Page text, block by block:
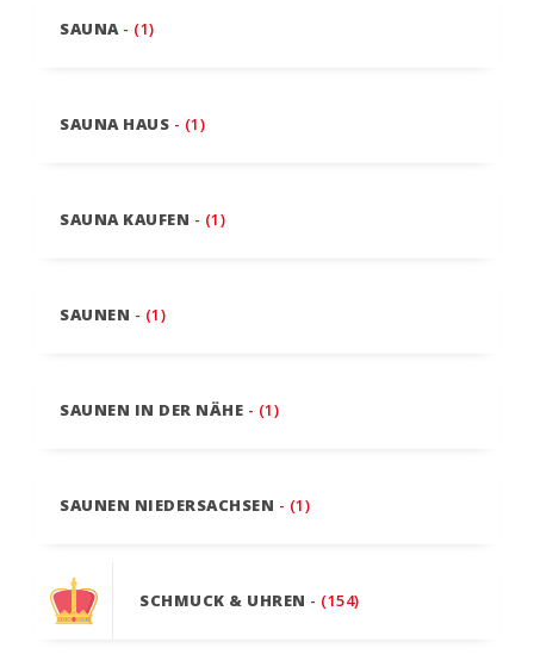
SAUNA - (1)
SAUNA HAUS - (1)
SAUNA KAUFEN - (1)
SAUNEN - (1)
SAUNEN IN DER NÄHE - (1)
SAUNEN NIEDERSACHSEN - (1)
SCHMUCK & UHREN - (154)